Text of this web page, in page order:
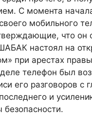
С момента
мобильного
что он
настоял на
при арестах
телефон был
его разговоров с
и
безопасности.